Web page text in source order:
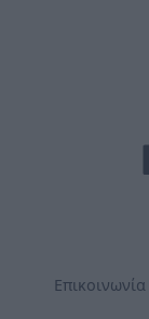
Επικοινωνία